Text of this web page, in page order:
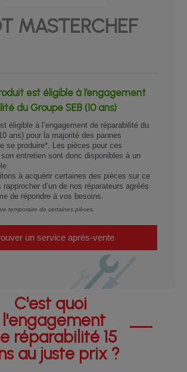
MASTERCHEF
est éligible à l’engagement
du Groupe SEB (10 ans)
éligible à l’engagement de réparabilité du
ans) pour la majorité des pannes
se produire*. Les pièces pour ces
entretien sont donc disponibles à un
à acquérir certaines des pièces sur ce
d’un de nos réparateurs agréés
de répondre à vos besoins.
temporaire de certaines pièces.
un service après-vente
C'est quoi
l'engagement
réparabilité 15
au juste prix ?